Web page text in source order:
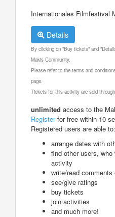
Internationales Filmfestival
Details
By clicking on "Buy tickets" and
Makis Community.
Please refer to the terms and
page.
Tickets for this activity are sold
unlimited access to the
Registerfor free within 10
Registered users are able to:
arrange dates with
find other users,
activity
write/read comments
see/give ratings
buy tickets
join activities
and much more!